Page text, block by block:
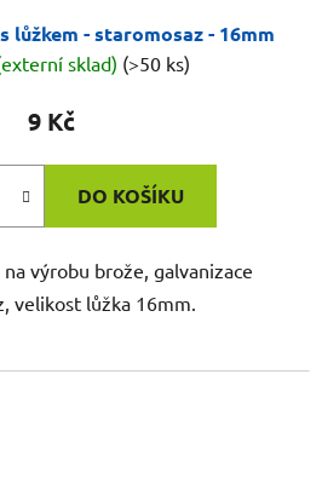
lůžkem - staromosaz - 16mm
sklad) (>50 ks)
9 Kč
DO KOŠÍKU
výrobu brože, galvanizace
velikost lůžka 16mm.